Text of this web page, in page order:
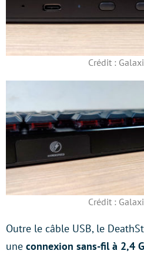
Crédit :
Crédit :
Outre le câble USB, le
une connexion sans-fil à 2,4